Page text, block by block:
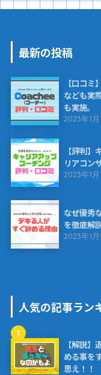
最新の投稿
【口コ
なども実
も実施。
2023年1月
【評判
リアコン
2023年1月
なぜ優秀
を徹底解
2023年1
人気の記事ラン
1
【解説
める事を
思え！！